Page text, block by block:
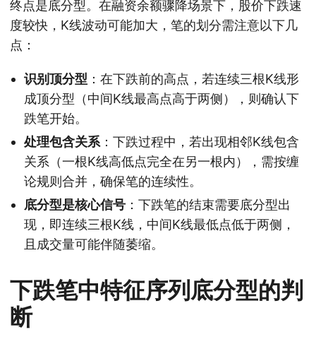
终点是底分型。在融资余额骤降场景下，股价下跌速
度较快，K线波动可能加大，笔的划分需注意以下几
点：
识别顶分型 ：在下跌前的高点，若连续三根K线形
成顶分型（中间K线最高点高于两侧），则确认下
跌笔开始。
处理包含关系 ：下跌过程中，若出现相邻K线包含
关系（一根K线高低点完全在另一根内），需按缠
论规则合并，确保笔的连续性。
底分型是核心信号 ：下跌笔的结束需要底分型出
现，即连续三根K线，中间K线最低点低于两侧，
且成交量可能伴随萎缩。
下跌笔中特征序列底分型的判
断